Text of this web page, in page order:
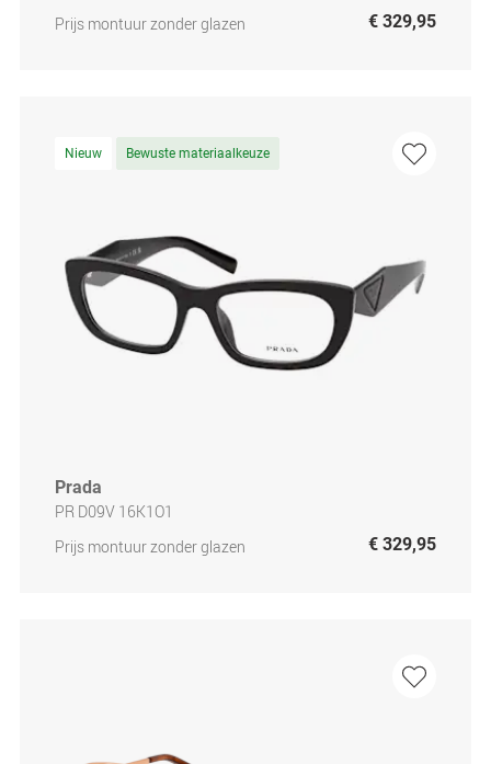
Prijs montuur zonder glazen € 329,95
Nieuw Bewuste materiaalkeuze
Prada
PR D09V 16K1O1
Prijs montuur zonder glazen
€ 329,95